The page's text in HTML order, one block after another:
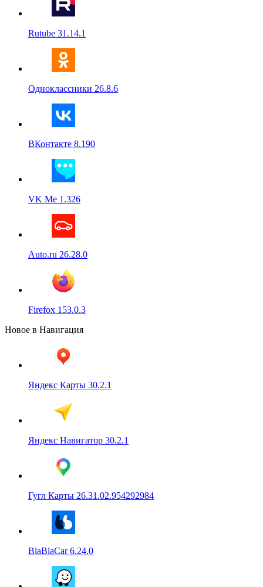
Rutube 31.14.1
Одноклассники 26.8.6
ВКонтакте 8.190
VK Me 1.326
Auto.ru 26.28.0
Firefox 153.0.3
Новое в Навигация
Яндекс Карты 30.2.1
Яндекс Навигатор 30.2.1
Гугл Карты 26.31.02.954292984
BlaBlaCar 6.24.0